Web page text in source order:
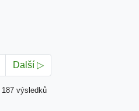
Další ▷
187 výsledků